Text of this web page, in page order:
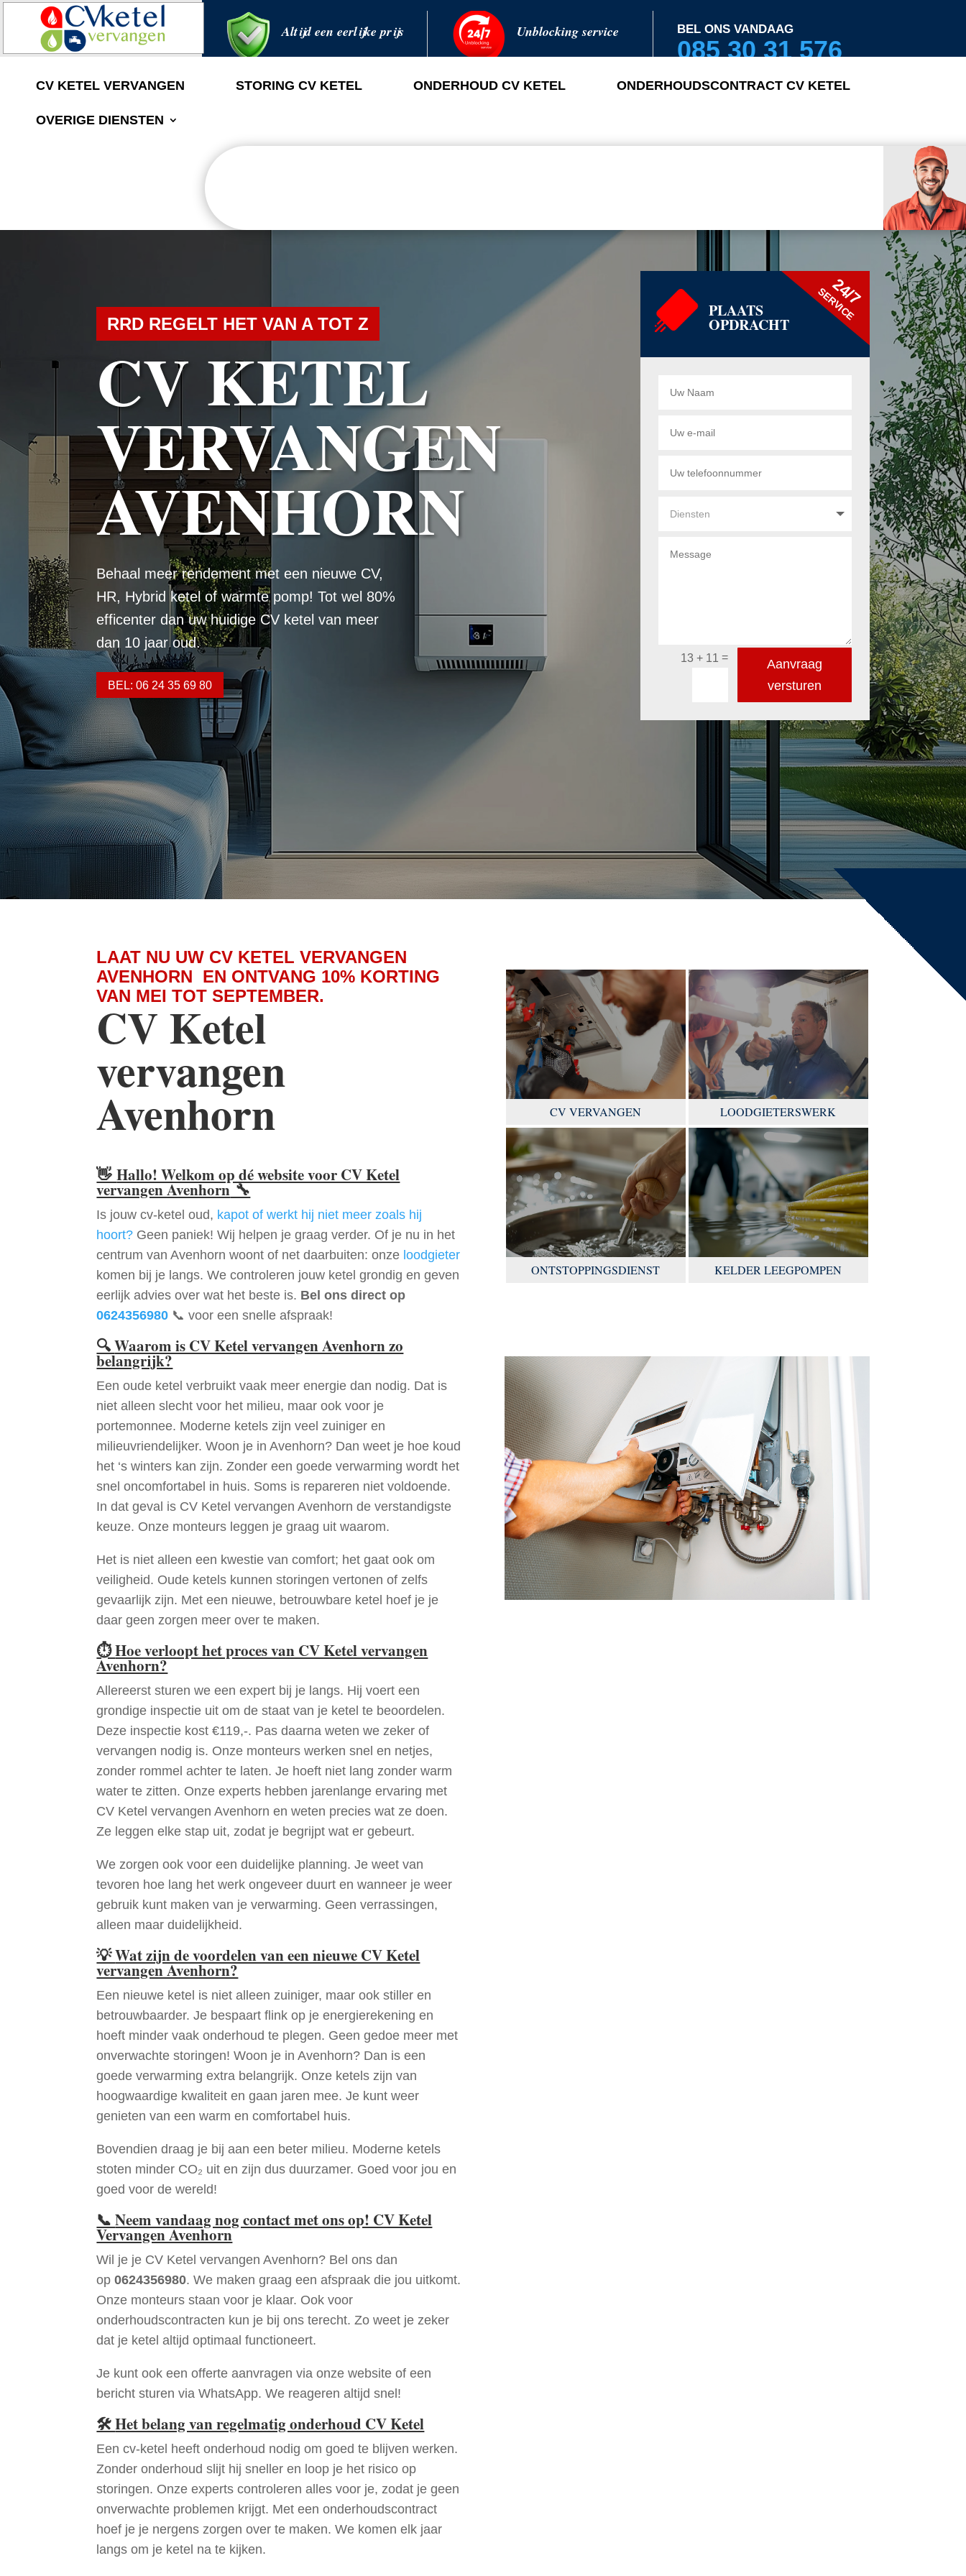
Altijd een eerlijke prijs Unblocking service BEL ONS VANDAAG
085 30 31 576
CV KETEL VERVANGEN STORING CV KETEL ONDERHOUD CV KETEL ONDERHOUDSCONTRACT CV KETEL
OVERIGE DIENSTEN
RRD REGELT HET VAN A TOT Z
CV KETEL
VERVANGEN
AVENHORN
Behaal meer rendement met een nieuwe CV,
HR, Hybrid ketel of warmte pomp! Tot wel 80%
efficenter dan uw huidige CV ketel van meer
dan 10 jaar oud.
BEL: 06 24 35 69 80
PLAATS
OPDRACHT
24/7
SERVICE
13 + 11 =
Aanvraag
versturen
LAAT NU UW CV KETEL VERVANGEN
AVENHORN EN ONTVANG 10% KORTING
VAN MEI TOT SEPTEMBER.
CV Ketel
vervangen
Avenhorn
👋Hallo! Welkom op dé website voor CV Ketel
vervangen Avenhorn🔧
Is jouw cv-ketel oud, kapot of werkt hij niet meer zoals hij
hoort? Geen paniek! Wij helpen je graag verder. Of je nu in het
centrum van Avenhorn woont of net daarbuiten: onze loodgieter
komen bij je langs. We controleren jouw ketel grondig en geven
eerlijk advies over wat het beste is. Bel ons direct op
0624356980 📞 voor een snelle afspraak!
🔍Waarom is CV Ketel vervangen Avenhorn zo
belangrijk?
Een oude ketel verbruikt vaak meer energie dan nodig. Dat is
niet alleen slecht voor het milieu, maar ook voor je
portemonnee. Moderne ketels zijn veel zuiniger en
milieuvriendelijker. Woon je in Avenhorn? Dan weet je hoe koud
het ‘s winters kan zijn. Zonder een goede verwarming wordt het
snel oncomfortabel in huis. Soms is repareren niet voldoende.
In dat geval is CV Ketel vervangen Avenhorn de verstandigste
keuze. Onze monteurs leggen je graag uit waarom.
Het is niet alleen een kwestie van comfort; het gaat ook om
veiligheid. Oude ketels kunnen storingen vertonen of zelfs
gevaarlijk zijn. Met een nieuwe, betrouwbare ketel hoef je je
daar geen zorgen meer over te maken.
⏱Hoe verloopt het proces van CV Ketel vervangen
Avenhorn?
Allereerst sturen we een expert bij je langs. Hij voert een
grondige inspectie uit om de staat van je ketel te beoordelen.
Deze inspectie kost €119,-. Pas daarna weten we zeker of
vervangen nodig is. Onze monteurs werken snel en netjes,
zonder rommel achter te laten. Je hoeft niet lang zonder warm
water te zitten. Onze experts hebben jarenlange ervaring met
CV Ketel vervangen Avenhorn en weten precies wat ze doen.
Ze leggen elke stap uit, zodat je begrijpt wat er gebeurt.
We zorgen ook voor een duidelijke planning. Je weet van
tevoren hoe lang het werk ongeveer duurt en wanneer je weer
gebruik kunt maken van je verwarming. Geen verrassingen,
alleen maar duidelijkheid.
💡Wat zijn de voordelen van een nieuwe CV Ketel
vervangen Avenhorn?
Een nieuwe ketel is niet alleen zuiniger, maar ook stiller en
betrouwbaarder. Je bespaart flink op je energierekening en
hoeft minder vaak onderhoud te plegen. Geen gedoe meer met
onverwachte storingen! Woon je in Avenhorn? Dan is een
goede verwarming extra belangrijk. Onze ketels zijn van
hoogwaardige kwaliteit en gaan jaren mee. Je kunt weer
genieten van een warm en comfortabel huis.
Bovendien draag je bij aan een beter milieu. Moderne ketels
stoten minder CO₂ uit en zijn dus duurzamer. Goed voor jou en
goed voor de wereld!
📞Neem vandaag nog contact met ons op! CV Ketel
Vervangen Avenhorn
Wil je je CV Ketel vervangen Avenhorn? Bel ons dan
op0624356980. We maken graag een afspraak die jou uitkomt.
Onze monteurs staan voor je klaar. Ook voor
onderhoudscontracten kun je bij ons terecht. Zo weet je zeker
dat je ketel altijd optimaal functioneert.
Je kunt ook een offerte aanvragen via onze website of een
bericht sturen via WhatsApp. We reageren altijd snel!
🛠Het belang van regelmatig onderhoud CV Ketel
Een cv-ketel heeft onderhoud nodig om goed te blijven werken.
Zonder onderhoud slijt hij sneller en loop je het risico op
storingen. Onze experts controleren alles voor je, zodat je geen
onverwachte problemen krijgt. Met een onderhoudscontract
hoef je je nergens zorgen over te maken. We komen elk jaar
langs om je ketel na te kijken.
CV VERVANGEN LOODGIETERSWERK
ONTSTOPPINGSDIENST KELDER LEEGPOMPEN